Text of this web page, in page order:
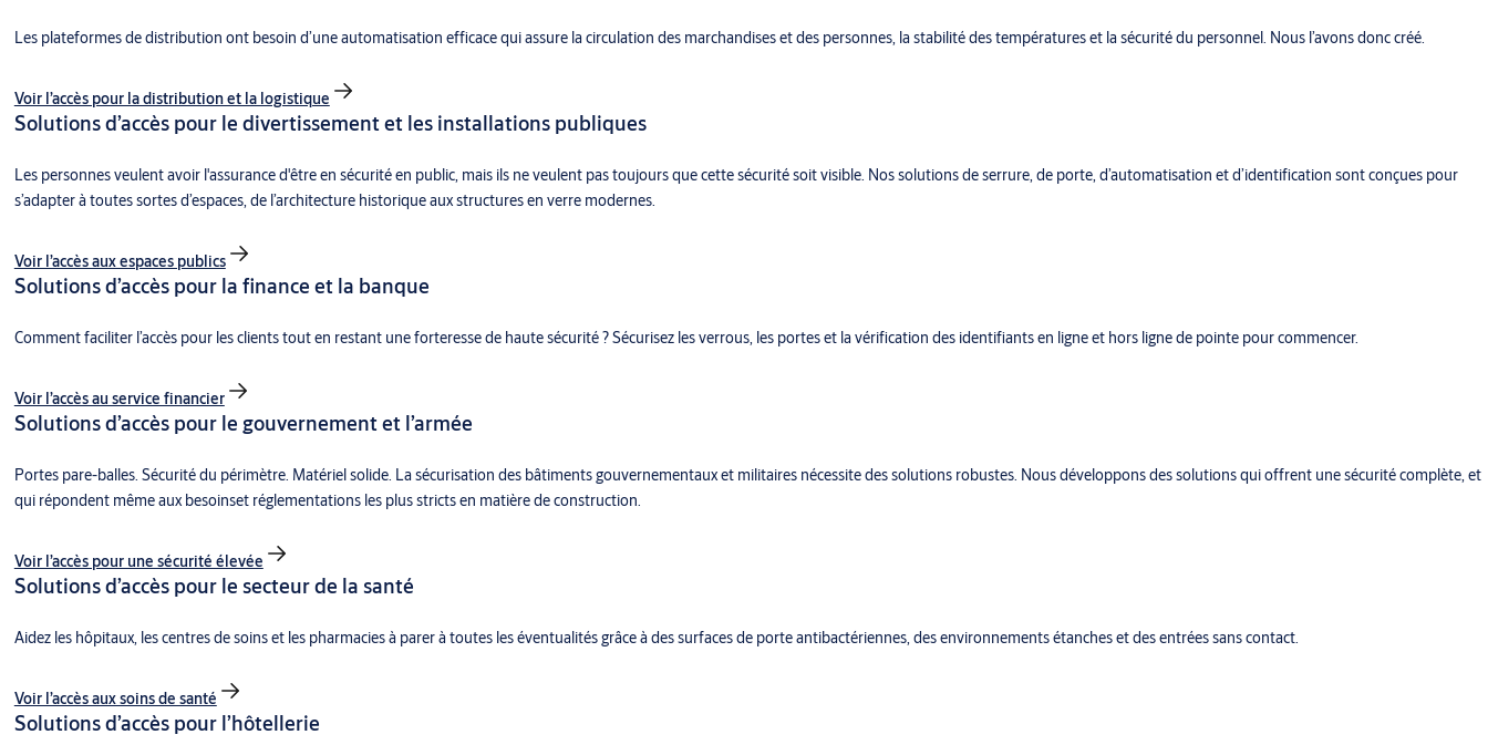
Les plateformes de distribution ont besoin d’une automatisation efficace qui assure la circulation des marchandises et des personnes, la stabilité des températures et la sécurité du personnel. Nous l’avons donc créé.
Voir l’accès pour la distribution et la logistique
Solutions d’accès pour le divertissement et les installations publiques
Les personnes veulent avoir l'assurance d'être en sécurité en public, mais ils ne veulent pas toujours que cette sécurité soit visible. Nos solutions de serrure, de porte, d’automatisation et d’identification sont conçues pour
s’adapter à toutes sortes d’espaces, de l’architecture historique aux structures en verre modernes.
Voir l’accès aux espaces publics
Solutions d’accès pour la finance et la banque
Comment faciliter l’accès pour les clients tout en restant une forteresse de haute sécurité ? Sécurisez les verrous, les portes et la vérification des identifiants en ligne et hors ligne de pointe pour commencer.
Voir l’accès au service financier
Solutions d’accès pour le gouvernement et l’armée
Portes pare-balles. Sécurité du périmètre. Matériel solide. La sécurisation des bâtiments gouvernementaux et militaires nécessite des solutions robustes. Nous développons des solutions qui offrent une sécurité complète, et
qui répondent même aux besoinset réglementations les plus stricts en matière de construction.
Voir l’accès pour une sécurité élevée
Solutions d’accès pour le secteur de la santé
Aidez les hôpitaux, les centres de soins et les pharmacies à parer à toutes les éventualités grâce à des surfaces de porte antibactériennes, des environnements étanches et des entrées sans contact.
Voir l’accès aux soins de santé
Solutions d’accès pour l’hôtellerie